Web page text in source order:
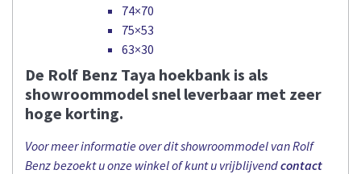
74×70
75×53
63×30
De Rolf Benz Taya hoekbank is als
showroommodel snel leverbaar met zeer
hoge korting.
Voor meer informatie over dit showroommodel van Rolf
Benz bezoekt u onze winkel of kunt u vrijblijvendcontact